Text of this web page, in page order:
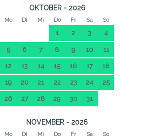
OKTOBER - 2026
Mo Di Mi Do Fr Sa So
1 2 3 4
5 6 7 8 9 10 11
12 13 14 15 16 17 18
19 20 21 22 23 24 25
26 27 28 29 30 31
NOVEMBER - 2026
Mo Di Mi Do Fr Sa So